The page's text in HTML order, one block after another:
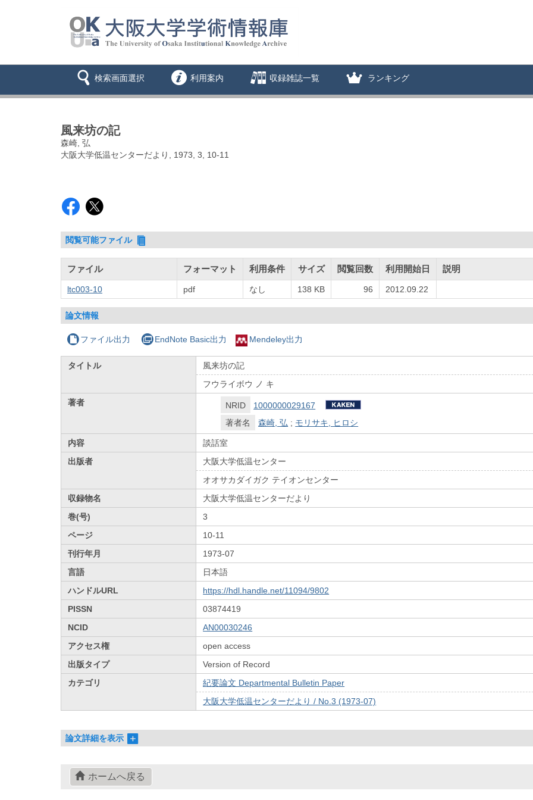
検索画面選択 利用案内 収録雑誌一覧 ランキング
風来坊の記
森崎, 弘
大阪大学低温センターだより, 1973, 3, 10-11
閲覧可能ファイル
ファイル フォーマット 利用条件 サイズ 閲覧回数 利用開始日 説明
ltc003-10 pdf なし 138 KB 96 2012.09.22
論文情報
ファイル出力 EndNote Basic出力 Mendeley出力
タイトル
風来坊の記
フウライボウ ノ キ
著者
NRID
1000000029167
著者名
森崎, 弘 ; モリサキ, ヒロシ
内容
談話室
出版者
大阪大学低温センター
オオサカダイガク テイオンセンター
収録物名
大阪大学低温センターだより
巻(号)
3
ページ
10-11
刊行年月
1973-07
言語
日本語
ハンドルURL
https://hdl.handle.net/11094/9802
PISSN
03874419
NCID
AN00030246
アクセス権
open access
出版タイプ
Version of Record
カテゴリ
紀要論文 Departmental Bulletin Paper
大阪大学低温センターだより / No.3 (1973-07)
論文詳細を表示
ホームへ戻る